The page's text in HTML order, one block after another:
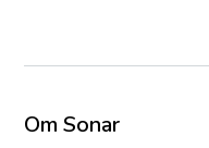
Om Sonar